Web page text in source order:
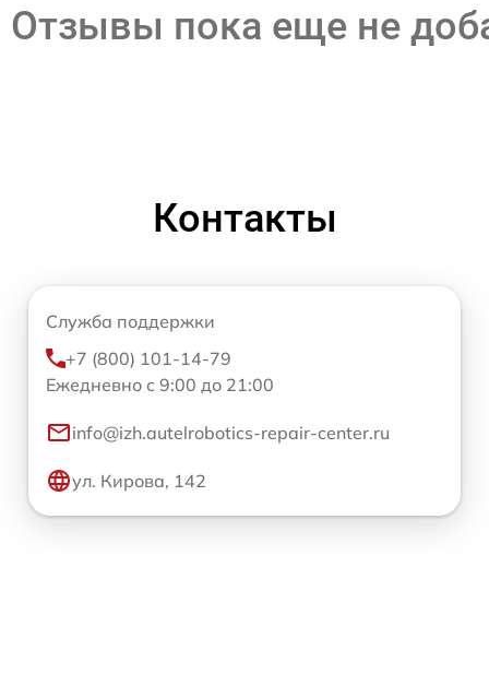
Отзывы пока еще не
Контакты
Служба поддержки
+7 (800) 101-14-79
Ежедневно с 9:00 до 21:00
info@izh.autelrobotics-repair-center.ru
ул. Кирова, 142